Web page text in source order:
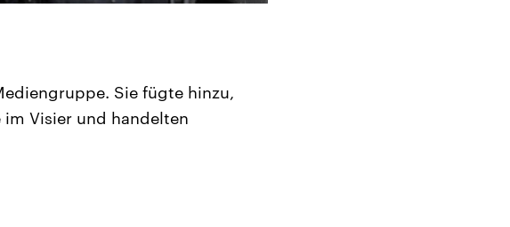
Sie fügte hinzu,
Visier und handelten